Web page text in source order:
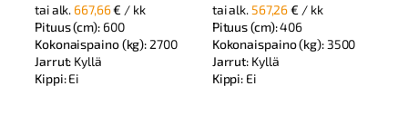
tai alk. 667,66€ / kk
Pituus (cm): 600
Kokonaispaino (kg): 2700
Jarrut: Kyllä
Kippi:Ei
tai alk. 567,26€ / kk
Pituus (cm):406
Kokonaispaino (kg): 3500
Jarrut: Kyllä
Kippi: Ei